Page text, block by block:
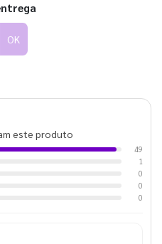
OK
este produto
49
1
0
0
0